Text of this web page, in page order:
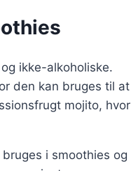
ikke-alkoholiske.
den kan bruges til at
mojito, hvor
i smoothies og